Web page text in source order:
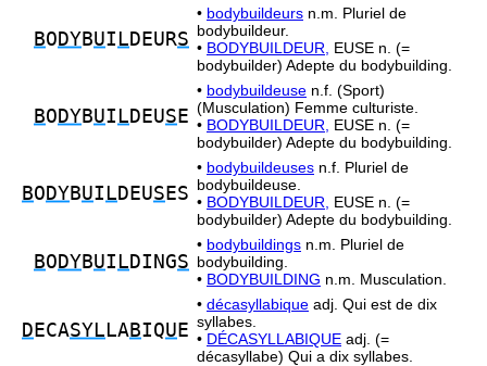
BO DYBUI L DEURS
• bodybuildeurs n.m. Pluriel de
bodybuildeur.
• BODYBUILDEUR,
EUSE n. (=
bodybuilder) Adepte du bodybuilding.
BO DYBUI L DEUS E
• bodybuildeuse n.f. (Sport)
(Musculation) Femme culturiste.
• BODYBUILDEUR,
EUSE n. (=
bodybuilder) Adepte du bodybuilding.
BO DYBUI L DEUS ES
• bodybuildeuses n.f. Pluriel de
bodybuildeuse.
• BODYBUILDEUR,
EUSE n. (=
bodybuilder) Adepte du bodybuilding.
BO DYBUI L DINGS
• bodybuildings n.m. Pluriel de
bodybuilding.
• BODYBUILDING n.m. Musculation.
D ECASYL LABIQU E
• décasyllabique adj. Qui est de dix
syllabes.
• DÉCASYLLABIQUE adj. (=
décasyllabe) Qui a dix syllabes.